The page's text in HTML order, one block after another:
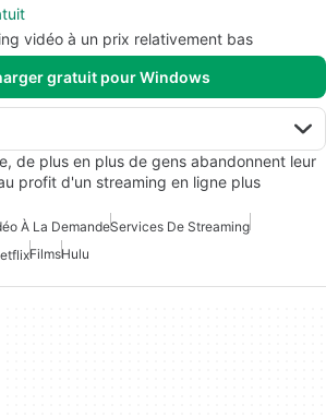
vidéo à un prix relativement bas
gratuit pour Windows
de plus en plus de gens abandonnent leur
profit d'un streaming en ligne plus
À La DemandeServices De Streaming
FilmsHulu